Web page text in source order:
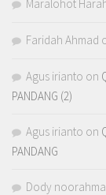
Maralohot
Faridah Ahmad
Agus irianto on
PANDANG (2)
Agus irianto on
PANDANG
Dody